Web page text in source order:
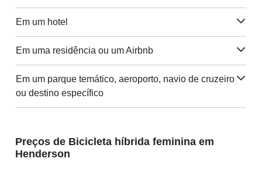
Em um hotel
Em uma residência ou um Airbnb
Em um parque temático, aeroporto, navio de cruzeiro
ou destino específico
Preços de Bicicleta híbrida feminina em
Henderson